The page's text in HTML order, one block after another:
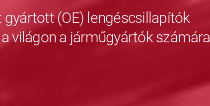
(OE) lengéscsillapítók
világon a járműgyártók számára